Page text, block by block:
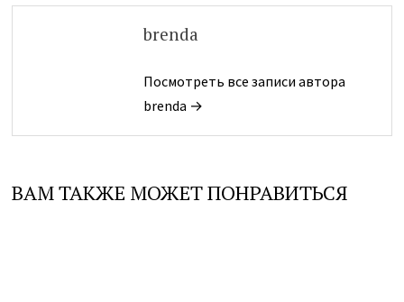
brenda
Посмотреть все записи автора
brenda →
ВАМ ТАКЖЕ МОЖЕТ ПОНРАВИТЬСЯ